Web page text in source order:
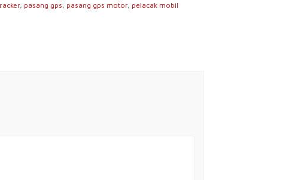
, pasang gps, pasang gps motor, pelacak mobil